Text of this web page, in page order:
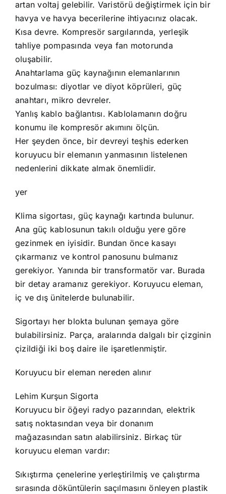
artan voltaj gelebilir. Varistörü değiştirmek için bir
havya ve havya becerilerine ihtiyacınız olacak.
Kısa devre. Kompresör sargılarında, yerleşik
tahliye pompasında veya fan motorunda
oluşabilir.
Anahtarlama güç kaynağının elemanlarının
bozulması: diyotlar ve diyot köprüleri, güç
anahtarı, mikro devreler.
Yanlış kablo bağlantısı. Kablolamanın doğru
konumu ile kompresör akımını ölçün.
Her şeyden önce, bir devreyi teşhis ederken
koruyucu bir elemanın yanmasının listelenen
nedenlerini dikkate almak önemlidir.
yer
Klima sigortası, güç kaynağı kartında bulunur.
Ana güç kablosunun takılı olduğu yere göre
gezinmek en iyisidir. Bundan önce kasayı
çıkarmanız ve kontrol panosunu bulmanız
gerekiyor. Yanında bir transformatör var. Burada
bir detay aramanız gerekiyor. Koruyucu eleman,
iç ve dış ünitelerde bulunabilir.
Sigortayı her blokta bulunan şemaya göre
bulabilirsiniz. Parça, aralarında dalgalı bir çizginin
çizildiği iki boş daire ile işaretlenmiştir.
Koruyucu bir eleman nereden alınır
Lehim Kurşun Sigorta
Koruyucu bir öğeyi radyo pazarından, elektrik
satış noktasından veya bir donanım
mağazasından satın alabilirsiniz. Birkaç tür
koruyucu eleman vardır:
Sıkıştırma çenelerine yerleştirilmiş ve çalıştırma
sırasında döküntülerin saçılmasını önleyen plastik